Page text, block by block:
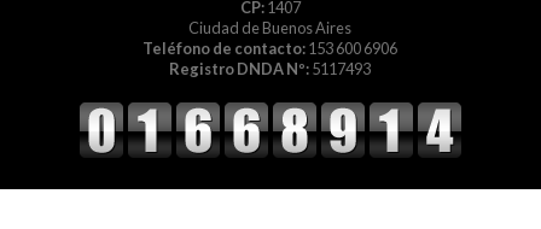
CP:1407
Ciudad de Buenos Aires
Teléfono de contacto:153 600 6906
Registro DNDA Nº:5117493